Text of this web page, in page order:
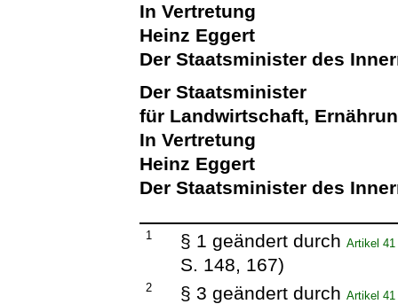
In Vertretung
Heinz Eggert
Der Staatsminister des
Der Staatsminister
für Landwirtschaft,
In Vertretung
Heinz Eggert
Der Staatsminister des
1 § 1 geändert durch Artikel
S. 148, 167)
2 § 3 geändert durch Artikel